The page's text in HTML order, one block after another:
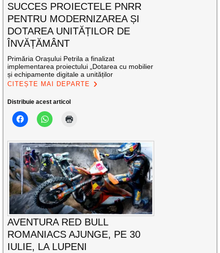
SUCCES PROIECTELE PNRR
PENTRU MODERNIZAREA ȘI
DOTAREA UNITĂȚILOR DE
ÎNVĂȚĂMÂNT
Primăria Orașului Petrila a finalizat
implementarea proiectului „Dotarea cu mobilier
și echipamente digitale a unităților
CITEȘTE MAI DEPARTE
Distribuie acest articol
AVENTURA RED BULL
ROMANIACS AJUNGE, PE 30
IULIE, LA LUPENI